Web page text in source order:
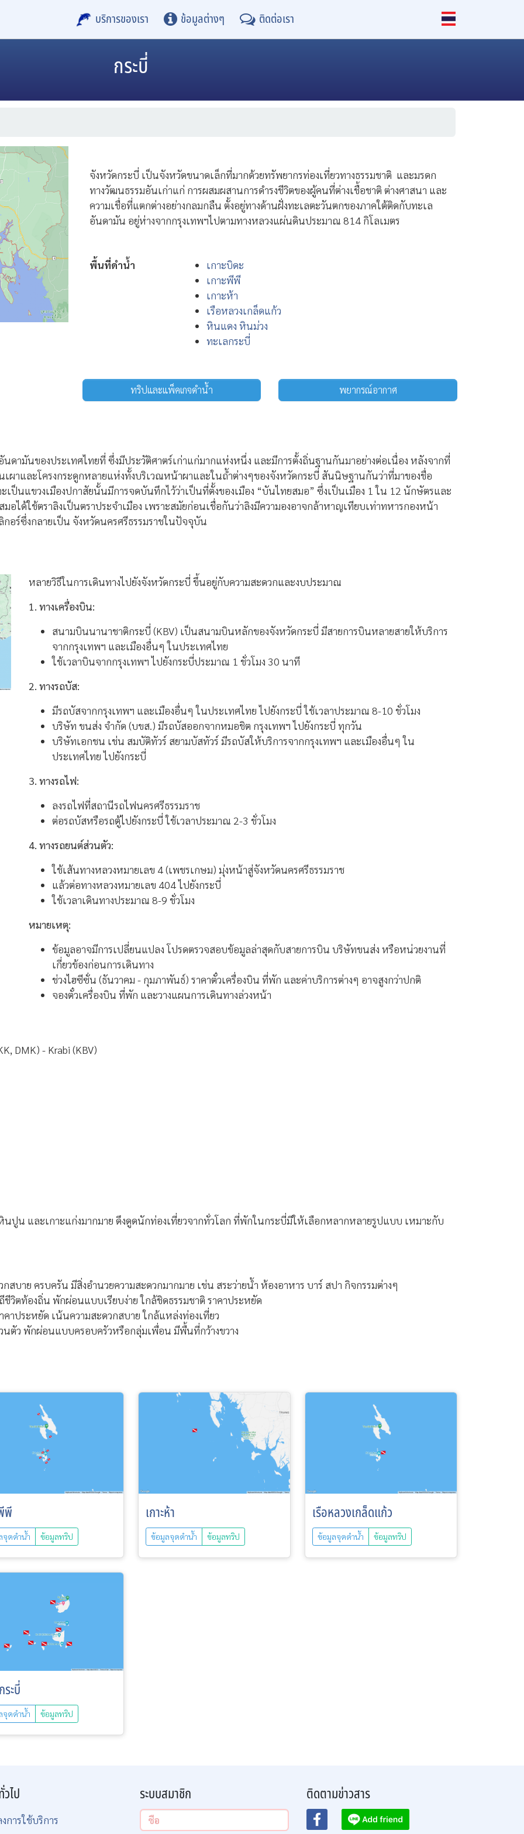
บริการของเรา ข้อมูลต่างๆ ติดต่อเรา
กระบี่
จังหวัดกระบี่ เป็นจังหวัดขนาดเล็กที่มากด้วยทรัพยากรท่องเที่ยวทางธรรมชาติ และมรดก
ทางวัฒนธรรมอันเก่าแก่ การผสมผสานการดำรงชีวิตของผู้คนที่ต่างเชื้อชาติ ต่างศาสนา และ
ความเชื่อที่แตกต่างอย่างกลมกลืน ตั้งอยู่ทางด้านฝั่งทะเลตะวันตกของภาคใต้ติดกับทะเล
อันดามัน อยู่ห่างจากกรุงเทพฯไปตามทางหลวงแผ่นดินประมาณ 814 กิโลเมตร
พื้นที่ดำน้ำ
เกาะบิดะ
เกาะพีพี
เกาะห้า
เรือหลวงเกล็ดแก้ว
หินแดง หินม่วง
ทะเลกระบี่
ทริปและแพ็คเกจดำน้ำ พยากรณ์อากาศ
ดามันของประเทศไทยที่ ซึ่งมีประวัติศาตร์เก่าแก่มากแห่งหนึ่ง และมีการตั้งถิ่นฐานกันมาอย่างต่อเนื่อง หลังจากที่
าและโครงกระดูกหลายแห่งทั้งบริเวณหน้าผาและในถ้ำต่างๆของจังหวัดกระบี่ สันนิษฐานกันว่าที่มาของชื่อ
เป็นแขวงเมืองปกาสัยนั้นมีการจดบันทึกไว้ว่าเป็นที่ตั้งของเมือง “บันไทยสมอ” ซึ่งเป็นเมือง 1 ใน 12 นักษัตรและ
อได้ใช้ตราลิงเป็นตราประจำเมือง เพราะสมัยก่อนเชื่อกันว่าลิงมีความองอาจกล้าหาญเทียบเท่าทหารกองหน้า
อร์ซึ่งกลายเป็น จังหวัดนครศรีธรรมราชในปัจจุบัน
หลายวิธีในการเดินทางไปยังจังหวัดกระบี่ ขึ้นอยู่กับความสะดวกและงบประมาณ
1. ทางเครื่องบิน:
สนามบินนานาชาติกระบี่ (KBV) เป็นสนามบินหลักของจังหวัดกระบี่ มีสายการบินหลายสายให้บริการ
จากกรุงเทพฯ และเมืองอื่นๆ ในประเทศไทย
ใช้เวลาบินจากกรุงเทพฯ ไปยังกระบี่ประมาณ 1 ชั่วโมง 30 นาที
2. ทางรถบัส:
มีรถบัสจากกรุงเทพฯ และเมืองอื่นๆ ในประเทศไทย ไปยังกระบี่ ใช้เวลาประมาณ 8-10 ชั่วโมง
บริษัท ขนส่ง จำกัด (บขส.) มีรถบัสออกจากหมอชิต กรุงเทพฯ ไปยังกระบี่ ทุกวัน
บริษัทเอกชน เช่น สมบัติทัวร์ สยามบัสทัวร์ มีรถบัสให้บริการจากกรุงเทพฯ และเมืองอื่นๆ ใน
ประเทศไทย ไปยังกระบี่
3. ทางรถไฟ:
ลงรถไฟที่สถานีรถไฟนครศรีธรรมราช
ต่อรถบัสหรือรถตู้ไปยังกระบี่ ใช้เวลาประมาณ 2-3 ชั่วโมง
4. ทางรถยนต์ส่วนตัว:
ใช้เส้นทางหลวงหมายเลข 4 (เพชรเกษม) มุ่งหน้าสู่จังหวัดนครศรีธรรมราช
แล้วต่อทางหลวงหมายเลข 404 ไปยังกระบี่
ใช้เวลาเดินทางประมาณ 8-9 ชั่วโมง
หมายเหตุ:
ข้อมูลอาจมีการเปลี่ยนแปลง โปรดตรวจสอบข้อมูลล่าสุดกับสายการบิน บริษัทขนส่ง หรือหน่วยงานที่
เกี่ยวข้องก่อนการเดินทาง
ช่วงไฮซีซั่น (ธันวาคม - กุมภาพันธ์) ราคาตั๋วเครื่องบิน ที่พัก และค่าบริการต่างๆ อาจสูงกว่าปกติ
จองตั๋วเครื่องบิน ที่พัก และวางแผนการเดินทางล่วงหน้า
DMK) - Krabi (KBV)
นปูน และเกาะแก่งมากมาย ดึงดูดนักท่องเที่ยวจากทั่วโลก ที่พักในกระบี่มีให้เลือกหลากหลายรูปแบบ เหมาะกับ
สบาย ครบครัน มีสิ่งอำนวยความสะดวกมากมาย เช่น สระว่ายน้ำ ห้องอาหาร บาร์ สปา กิจกรรมต่างๆ
วิตท้องถิ่น พักผ่อนแบบเรียบง่าย ใกล้ชิดธรรมชาติ ราคาประหยัด
าประหยัด เน้นความสะดวกสบาย ใกล้แหล่งท่องเที่ยว
นตัว พักผ่อนแบบครอบครัวหรือกลุ่มเพื่อน มีพื้นที่กว้างขวาง
พี
จุดดำน้ำ ข้อมูลทริป
เกาะห้า
ข้อมูลจุดดำน้ำ ข้อมูลทริป
เรือหลวงเกล็ดแก้ว
ข้อมูลจุดดำน้ำ ข้อมูลทริป
ระบี่
จุดดำน้ำ ข้อมูลทริป
ไป
การใช้บริการ
ระบบสมาชิก ติดตามข่าวสาร